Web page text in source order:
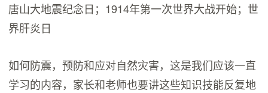
唐山大地震纪念日；1914年第一次世界大战开始；世
界肝炎日
如何防震，预防和应对自然灾害，这是我们应该一直
学习的内容，家长和老师也要讲这些知识技能反复地